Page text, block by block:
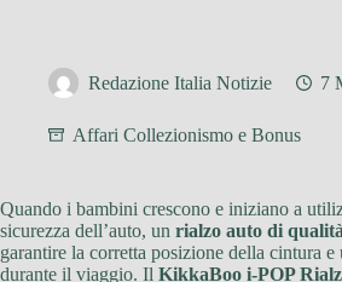
Redazione Italia Notizie 7
Affari Collezionismo e Bonus
Quando i bambini crescono e iniziano a
sicurezza dell’auto, un rialzo auto di qualità
garantire la corretta posizione della cintura e
durante il viaggio. Il KikkaBoo i-POP